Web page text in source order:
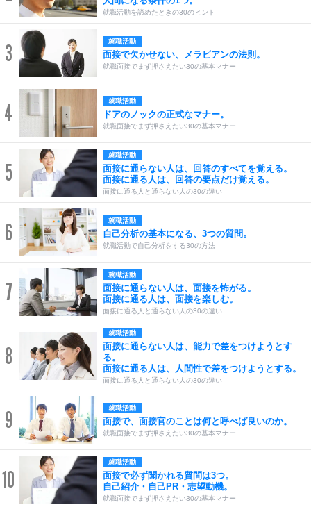
就職活動を諦めたときの30のヒント
3 就職活動
面接で欠かせない、メラビアンの法則。
就職面接でまず押さえたい30の基本マナー
4 就職活動
ドアのノックの正式なマナー。
就職面接でまず押さえたい30の基本マナー
5
就職活動
面接に通らない人は、回答のすべてを覚える。
面接に通る人は、回答の要点だけ覚える。
面接に通る人と通らない人の30の違い
6 就職活動
自己分析の基本になる、3つの質問。
就職活動で自己分析をする30の方法
7
就職活動
面接に通らない人は、面接を怖がる。
面接に通る人は、面接を楽しむ。
面接に通る人と通らない人の30の違い
8
就職活動
面接に通らない人は、能力で差をつけようとす
る。
面接に通る人は、人間性で差をつけようとする。
面接に通る人と通らない人の30の違い
9 就職活動
面接で、面接官のことは何と呼べば良いのか。
就職面接でまず押さえたい30の基本マナー
10
就職活動
面接で必ず聞かれる質問は3つ。
自己紹介・自己PR・志望動機。
就職面接でまず押さえたい30の基本マナー